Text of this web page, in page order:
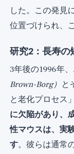
した。この発見
位置づけられ、
研究2：長寿の
3年後の1996年、
Brown-Borg） と
と老化プロセス
に欠陥があり、
性マウスは、実
す。彼らは通常